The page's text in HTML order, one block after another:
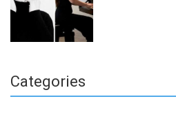
Categories